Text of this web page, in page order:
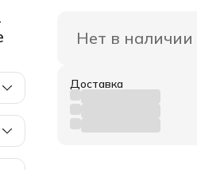
Нет в наличии
Доставка